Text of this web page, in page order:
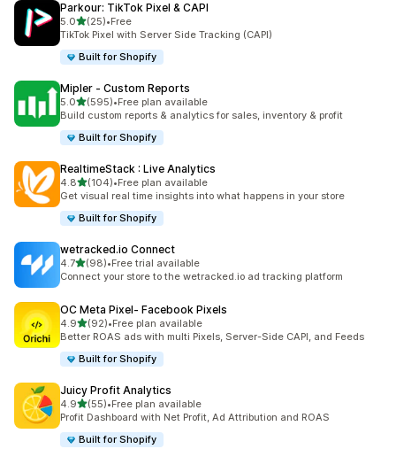
Parkour: TikTok Pixel & CAPI
5.0เต็ม 5 ดาว
(25)
ทั้งหมด 25 รีวิว
•Free
TikTok Pixel with Server Side Tracking (CAPI)
Built for Shopify
Mipler ‑ Custom Reports
5.0เต็ม 5 ดาว
(595)
ทั้งหมด 595 รีวิว
•Free plan available
Build custom reports & analytics for sales, inventory & profit
Built for Shopify
RealtimeStack : Live Analytics
4.8เต็ม 5 ดาว
(104)
ทั้งหมด 104 รีวิว
•Free plan available
Get visual real time insights into what happens in your store
Built for Shopify
wetracked.io Connect
4.7เต็ม 5 ดาว
(98)
ทั้งหมด 98 รีวิว
•Free trial available
Connect your store to the wetracked.io ad tracking platform
OC Meta Pixel‑ Facebook Pixels
4.9เต็ม 5 ดาว
(92)
ทั้งหมด 92 รีวิว
•Free plan available
Better ROAS ads with multi Pixels, Server-Side CAPI, and Feeds
Built for Shopify
Juicy Profit Analytics
4.9เต็ม 5 ดาว
(55)
ทั้งหมด 55 รีวิว
•Free plan available
Profit Dashboard with Net Profit, Ad Attribution and ROAS
Built for Shopify